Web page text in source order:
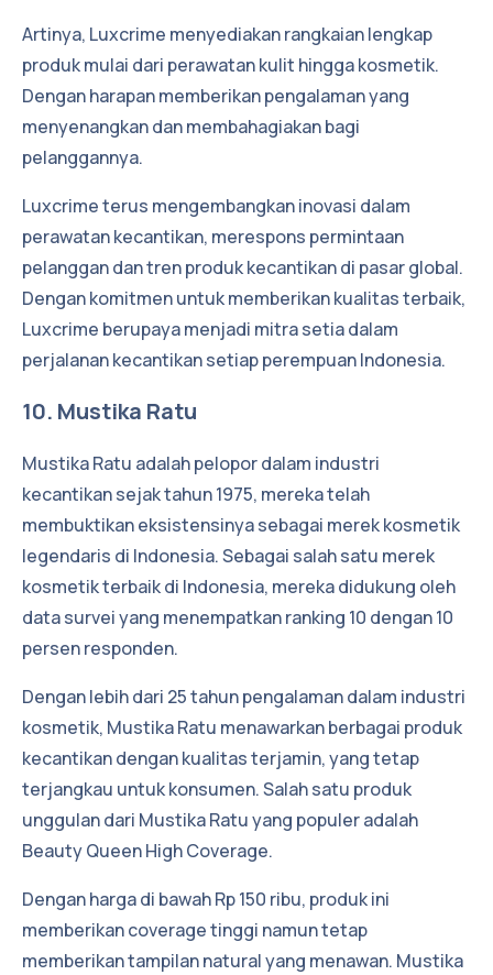
Artinya, Luxcrime menyediakan rangkaian lengkap
produk mulai dari perawatan kulit hingga kosmetik.
Dengan harapan memberikan pengalaman yang
menyenangkan dan membahagiakan bagi
pelanggannya.
Luxcrime terus mengembangkan inovasi dalam
perawatan kecantikan, merespons permintaan
pelanggan dan tren produk kecantikan di pasar global.
Dengan komitmen untuk memberikan kualitas terbaik,
Luxcrime berupaya menjadi mitra setia dalam
perjalanan kecantikan setiap perempuan Indonesia.
10. Mustika Ratu
Mustika Ratu adalah pelopor dalam industri
kecantikan sejak tahun 1975, mereka telah
membuktikan eksistensinya sebagai merek kosmetik
legendaris di Indonesia. Sebagai salah satu merek
kosmetik terbaik di Indonesia, mereka didukung oleh
data survei yang menempatkan ranking 10 dengan 10
persen responden.
Dengan lebih dari 25 tahun pengalaman dalam industri
kosmetik, Mustika Ratu menawarkan berbagai produk
kecantikan dengan kualitas terjamin, yang tetap
terjangkau untuk konsumen. Salah satu produk
unggulan dari Mustika Ratu yang populer adalah
Beauty Queen High Coverage.
Dengan harga di bawah Rp 150 ribu, produk ini
memberikan coverage tinggi namun tetap
memberikan tampilan natural yang menawan. Mustika